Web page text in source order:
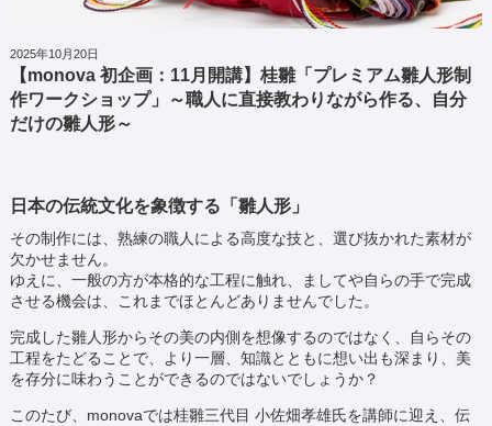
2025年10月20日
【monova 初企画：11月開講】桂雛「プレミアム雛人形制
作ワークショップ」～職人に直接教わりながら作る、自分
だけの雛人形～
日本の伝統文化を象徴する「雛人形」
その制作には、熟練の職人による高度な技と、選び抜かれた素材が
欠かせません。
ゆえに、一般の方が本格的な工程に触れ、ましてや自らの手で完成
させる機会は、これまでほとんどありませんでした。
完成した雛人形からその美の内側を想像するのではなく、自らその
工程をたどることで、より一層、知識とともに想い出も深まり、美
を存分に味わうことができるのではないでしょうか？
このたび、monovaでは桂雛三代目 小佐畑孝雄氏を講師に迎え、伝